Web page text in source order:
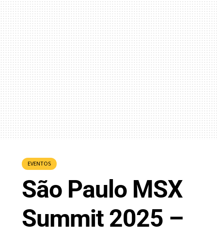
EVENTOS
São Paulo MSX
Summit 2025 –